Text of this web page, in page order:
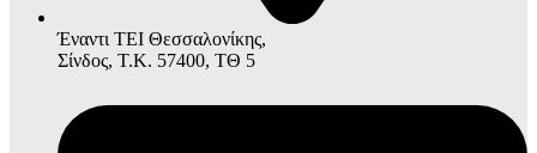
Έναντι ΤΕΙ Θεσσαλονίκης,
Σίνδος, Τ.Κ. 57400, ΤΘ 5